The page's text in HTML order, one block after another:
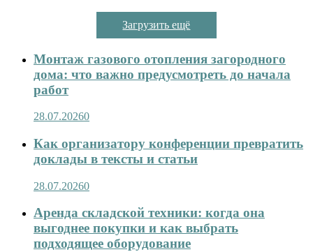
Загрузить ещё
Монтаж газового отопления загородного
дома: что важно предусмотреть до начала
работ
28.07.20260
Как организатору конференции превратить
доклады в тексты и статьи
28.07.20260
Аренда складской техники: когда она
выгоднее покупки и как выбрать
подходящее оборудование